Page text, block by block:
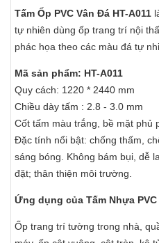
Tấm Ốp PVC Vân Đá HT-A011
tự nhiên dùng ốp trang trí nội
phác họa theo các màu đá tự
Mã sản phẩm: HT-A011
Quy cách: 1220 * 2440 mm
Chiều dày tấm : 2.8 - 3.0 mm
Cốt tấm màu trắng, bề mặt phủ
Đặc tính nổi bật: chống thấm,
sáng bóng. Không bám bụi, dễ
đặt; thân thiện môi trường.
Ứng dụng của Tấm Nhựa
Ốp trang trí tường trong nhà,